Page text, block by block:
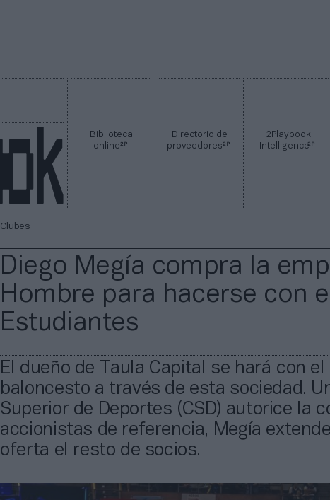
Biblioteca
online2P
Directorio de
proveedores2P
2Playbook
Intelligence2P
Clubes
Diego Megía compra la
Hombre para hacerse con
Estudiantes
El dueño de Taula Capital se hará con
baloncesto a través de esta sociedad.
Superior de Deportes (CSD) autorice la
accionistas de referencia, Megía
oferta el resto de socios.